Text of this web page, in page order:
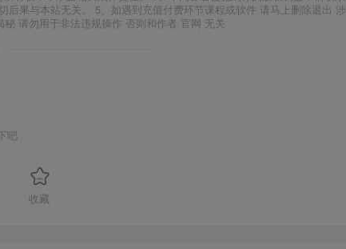
果与本站无关。 5、如遇到充值付费环节课程或软件 请马上删除退出 涉
请勿用于非法违规操作 否则和作者 官网 无关
吧
收藏